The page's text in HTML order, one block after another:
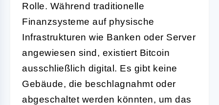
Rolle. Während traditionelle
Finanzsysteme auf physische
Infrastrukturen wie Banken oder Server
angewiesen sind, existiert Bitcoin
ausschließlich digital. Es gibt keine
Gebäude, die beschlagnahmt oder
abgeschaltet werden könnten, um das